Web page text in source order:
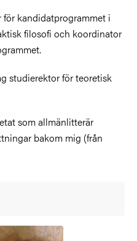
för kandidatprogrammet i
filosofi och koordinator
studierektor för teoretisk
som allmänlitterär
bakom mig (från